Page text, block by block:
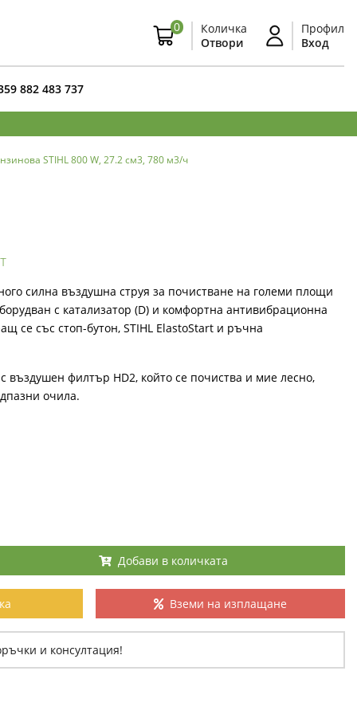
0
Количка
Отвори
Профил
Вход
882 483 737
STIHL 800 W, 27.2 см3, 780 м3/ч
силна въздушна струя за почистване на големи площи
с катализатор (D) и комфортна антивибрационна
се със стоп-бутон, STIHL ElastoStart и ръчна
въздушен филтър HD2, който се почиства и мие лесно,
очила.
Добави в количката
Вземи на изплащане
и консултация!